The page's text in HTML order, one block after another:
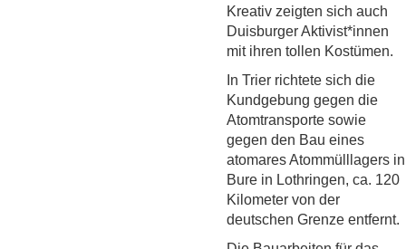
Kreativ zeigten sich auch
Duisburger Aktivist*innen
mit ihren tollen Kostümen.
In Trier richtete sich die
Kundgebung gegen die
Atomtransporte sowie
gegen den Bau eines
atomares Atommülllagers in
Bure in Lothringen, ca. 120
Kilometer von der
deutschen Grenze entfernt.